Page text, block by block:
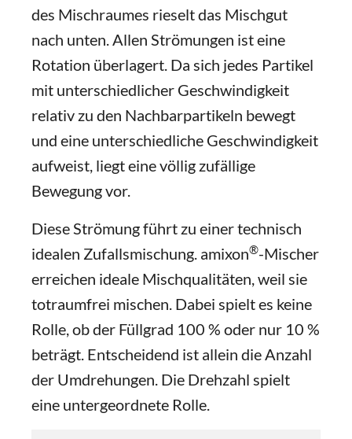
des Mischraumes rieselt das Mischgut
nach unten. Allen Strömungen ist eine
Rotation überlagert. Da sich jedes Partikel
mit unterschiedlicher Geschwindigkeit
relativ zu den Nachbarpartikeln bewegt
und eine unterschiedliche Geschwindigkeit
aufweist, liegt eine völlig zufällige
Bewegung vor.
Diese Strömung führt zu einer technisch
idealen Zufallsmischung. amixon®-Mischer
erreichen ideale Mischqualitäten, weil sie
totraumfrei mischen. Dabei spielt es keine
Rolle, ob der Füllgrad 100 % oder nur 10 %
beträgt. Entscheidend ist allein die Anzahl
der Umdrehungen. Die Drehzahl spielt
eine untergeordnete Rolle.